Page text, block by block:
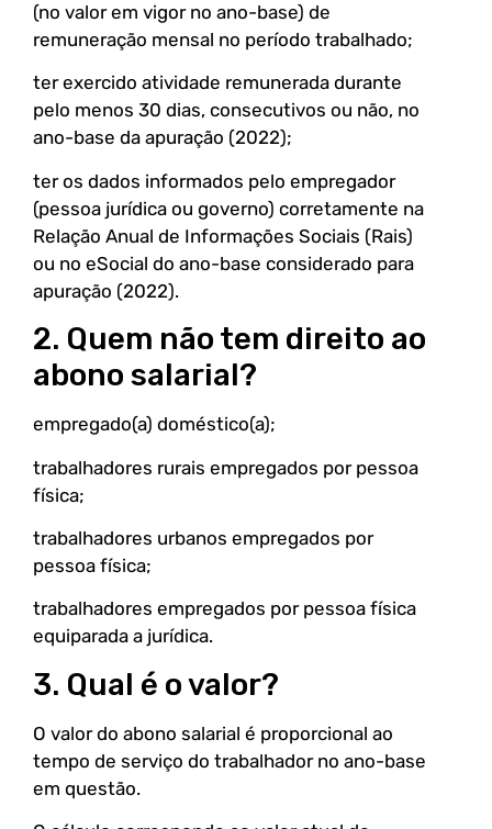
(no valor em vigor no ano-base) de
remuneração mensal no período trabalhado;
ter exercido atividade remunerada durante
pelo menos 30 dias, consecutivos ou não, no
ano-base da apuração (2022);
ter os dados informados pelo empregador
(pessoa jurídica ou governo) corretamente na
Relação Anual de Informações Sociais (Rais)
ou no eSocial do ano-base considerado para
apuração (2022).
2. Quem não tem direito ao
abono salarial?
empregado(a) doméstico(a);
trabalhadores rurais empregados por pessoa
física;
trabalhadores urbanos empregados por
pessoa física;
trabalhadores empregados por pessoa física
equiparada a jurídica.
3. Qual é o valor?
O valor do abono salarial é proporcional ao
tempo de serviço do trabalhador no ano-base
em questão.